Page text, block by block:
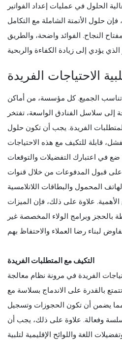
الحلول في عمليات إعداد الفواتير
حلول الأتمتة الشاملة مع التكامل
النجاح. الفوائد واضحة، والطريق
الاحتياجات الفريدة
الجميع. كل مؤسسة، من أماكن
إلى سلاسل الفنادق الواسعة، تفتخر
الفريدة. يجب أن تكون حلول
قابلة للتكيف مع هذه الاحتياجات
في اعتبارك التفضيلات والتوقعات
على قبول المدفوعات من خلال قنوات
المحمول والبطاقات اللاتلامسية
الأهمية. علاوة على ذلك، فإن الميزات
بالحجز وبرامج الولاء المخصصة غير
التكيف مع المتطلبات الفريدة
الفريدة في مرونة نظام معالجة
بالقدرة على الاندماج بسلاسة مع
مما يضمن أن تكون الحجوزات وتسجيل
وفعالة. علاوة على ذلك، يجب أن
اللغة واللوائح الإقليمية لتلبية